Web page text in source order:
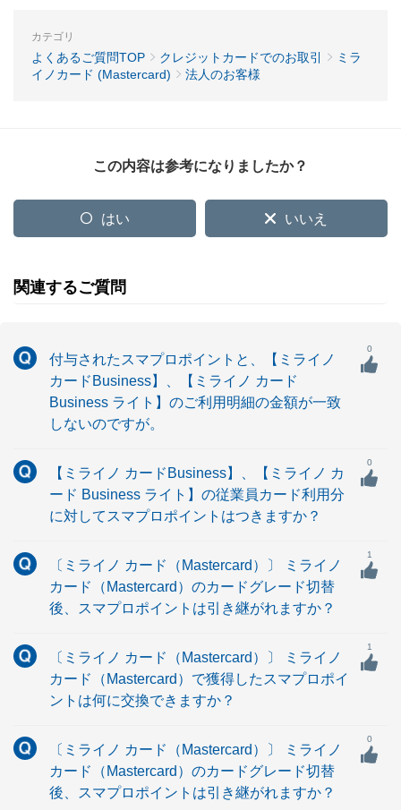
カテゴリ
よくあるご質問TOP クレジットカードでのお取引
ミラ
イノカード (Mastercard)
法人のお客様
この内容は参考になりましたか？
はい いいえ
関連するご質問
付与されたスマプロポイントと、【ミライノ
カードBusiness】、【ミライノ カード
Business ライト】のご利用明細の金額が一致
しないのですが。
0
【ミライノ カードBusiness】、【ミライノ カ
ード Business ライト】の従業員カード利用分
に対してスマプロポイントはつきますか？
0
〔ミライノ カード（Mastercard）〕 ミライノ
カード（Mastercard）のカードグレード切替
後、スマプロポイントは引き継がれますか？
1
〔ミライノ カード（Mastercard）〕 ミライノ
カード（Mastercard）で獲得したスマプロポイ
ントは何に交換できますか？
1
〔ミライノ カード（Mastercard）〕 ミライノ
カード（Mastercard）のカードグレード切替
後、スマプロポイントは引き継がれますか？
0